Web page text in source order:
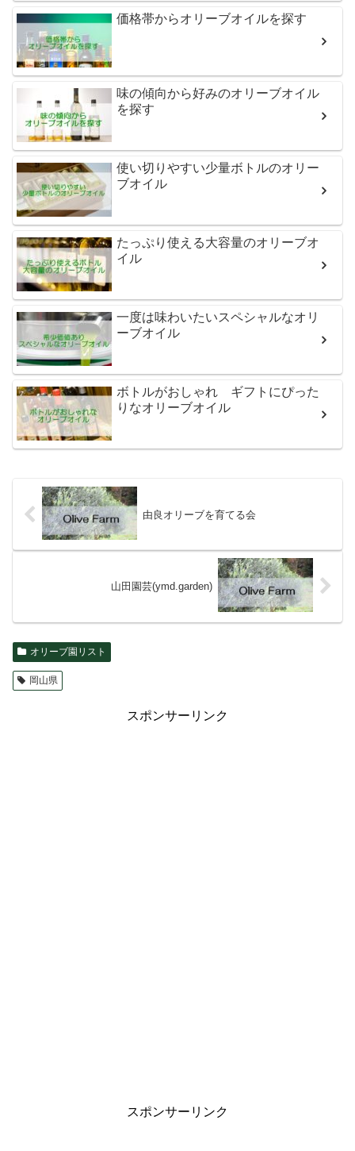
価格帯からオリーブオイルを探す
味の傾向から好みのオリーブオイル
を探す
使い切りやすい少量ボトルのオリー
ブオイル
たっぷり使える大容量のオリーブオ
イル
一度は味わいたいスペシャルなオリ
ーブオイル
ボトルがおしゃれ ギフトにぴった
りなオリーブオイル
由良オリーブを育てる会
山田園芸(ymd.garden)
オリーブ園リスト
岡山県
スポンサーリンク
スポンサーリンク